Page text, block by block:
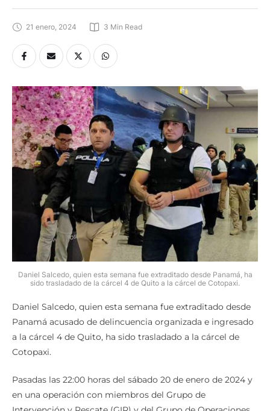
21 enero, 2024 3 Min Read
Daniel Salcedo, quien esta semana fue extraditado desde Panamá, ha
sido trasladado de la cárcel 4 de Quito a la cárcel de Cotopaxi.
Daniel Salcedo, quien esta semana fue extraditado desde
Panamá acusado de delincuencia organizada e ingresado
a la cárcel 4 de Quito, ha sido trasladado a la cárcel de
Cotopaxi.
Pasadas las 22:00 horas del sábado 20 de enero de 2024 y
en una operación con miembros del Grupo de